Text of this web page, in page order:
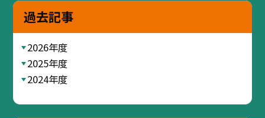
過去記事
2026年度
2025年度
2024年度